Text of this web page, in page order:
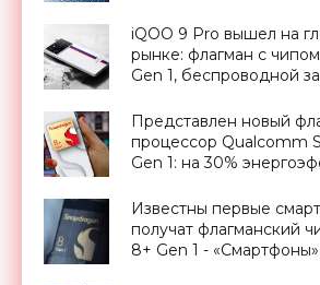
«Смартфоны»
iQOO 9 Pro вышел на
рынке: флагман с
Gen 1, беспроводной
«Смартфоны»
Представлен новый
процессор Qualcomm
Gen 1: на 30%
Известны первые
получат флагманский
8+ Gen 1 - «Смартфоны»